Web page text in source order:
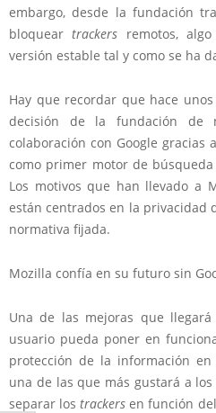
embargo, desde la fundación
bloqueartrackers remotos,
versión estable tal y como se ha
Hay que recordar que hace
decisión de la fundación de
colaboración con Google gracias
como primer motor de
Los motivos que han llevado a
están centrados en la privacidad
normativa fijada.
Mozilla confía en su futuro sin
Una de las mejoras que
usuario pueda poner en
protección de la información en
una de las que más gustará a
separar lostrackers en función